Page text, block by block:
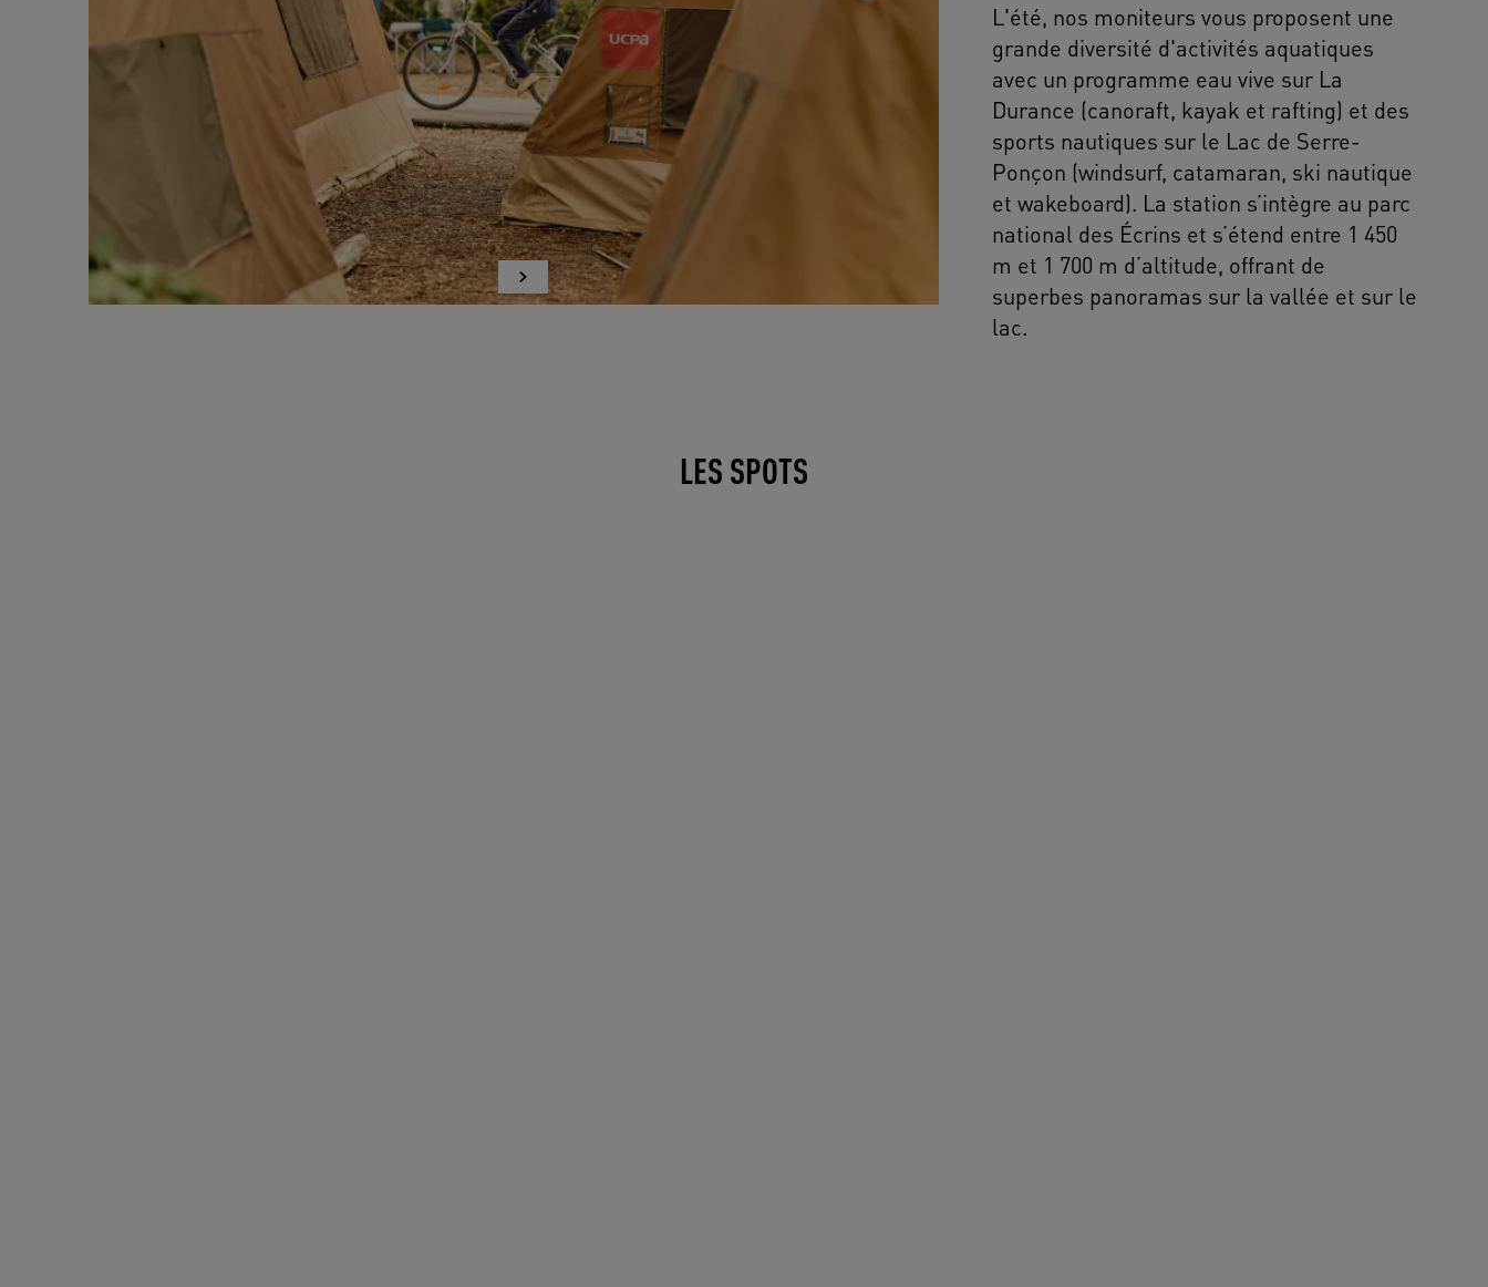
L'été, nos moniteurs vous proposent une
grande diversité d'activités aquatiques
avec un programme eau vive sur La
Durance (canoraft, kayak et rafting) et des
sports nautiques sur le Lac de Serre-
Ponçon (windsurf, catamaran, ski nautique
et wakeboard). La station s’intègre au parc
national des Écrins et s’étend entre 1 450
m et 1 700 m d’altitude, offrant de
superbes panoramas sur la vallée et sur le
lac.
LES SPOTS